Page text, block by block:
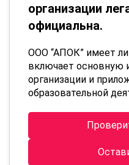
организации
официальна.
ООО “АПОК” имеет
включает основную
организации и
образовательной